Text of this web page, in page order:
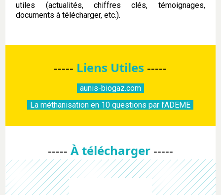
utiles (actualités, chiffres clés, témoignages,
documents à télécharger, etc.).
----- Liens Utiles -----
aunis-biogaz.com
La méthanisation en 10 questions par l’ADEME
----- À télécharger -----